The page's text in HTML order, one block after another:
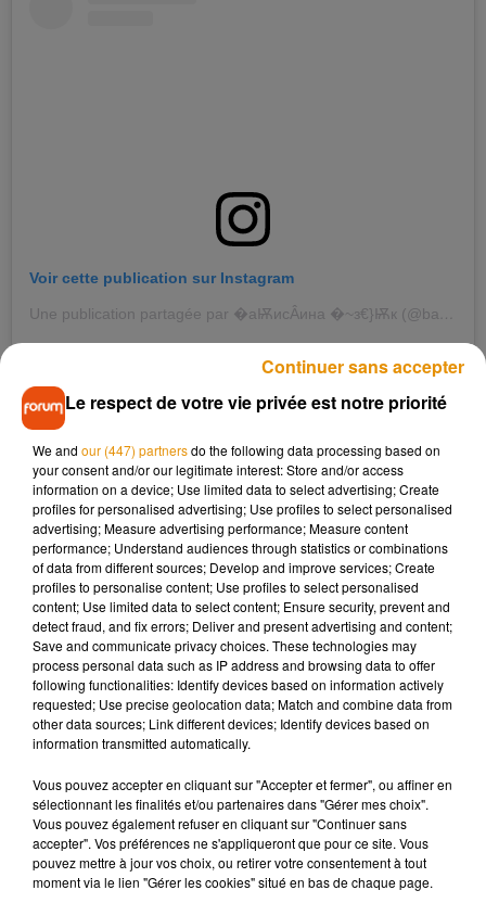
Voir cette publication sur Instagram
Voir cette publication sur Instagram
Une publication partagée par Galip OÈztuÈrk (@galipozturkofficial)
accueilli dix enfants."J’ai moi-même donné naissance à ma
fille aînée, Vika, il y a six ans.Les autres enfants sont
génétiquement les nôtres, de mon mari et moi, mais ils ont
été portés par des mères porteuses", a raconté l'heureuse
maman." Elle est si facile à vivre. Elle a toujours un sourire
Le respect de votre vie privée est notre priorité
We and our (447) partnersdo the following data processing based on
your consent and/or our legitimate interest: Store and/or access
information on a device; Use limited data to select advertising; Create
profiles for personalised advertising; Use profiles to select personalised
advertising; Measure advertising performance; Measure content
performance; Understand audiences through statistics or combinations
of data from different sources; Develop and improve services; Create
profiles to personalise content; Use profiles to select personalised
content; Use limited data to select content; Ensure security, prevent and
detect fraud, and fix errors; Deliver and present advertising and content;
Save and communicate privacy choices. These technologies may
process personal data such as IP address and browsing data to offer
following functionalities: Identify devices based on information actively
requested; Use precise geolocation data; Match and combine data from
other data sources; Link different devices; Identify devices based on
information transmitted automatically.
Vous pouvez accepter en cliquant sur "Accepter et fermer", ou affiner en
sélectionnant les finalités et/ou partenaires dans "Gérer mes choix".
Vous pouvez également refuser en cliquant sur "Continuer sans
accepter". Vos préférences ne s'appliqueront que pour ce site. Vous
pouvez mettre à jour vos choix, ou retirer votre consentement à tout
moment via le lien "Gérer les cookies" situé en bas de chaque page.
Continuer sans accepter